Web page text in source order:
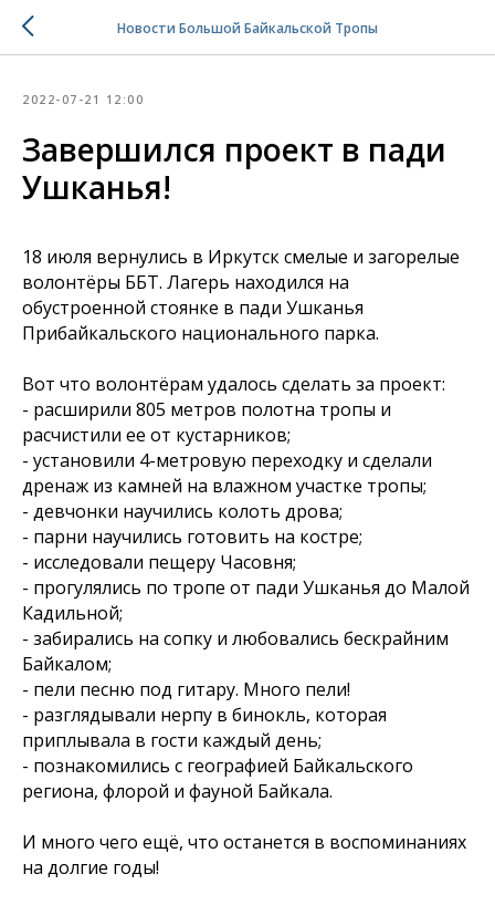
Новости Большой Байкальской Тропы
2022-07-21 12:00
Завершился проект в пади
Ушканья!
18 июля вернулись в Иркутск смелые и загорелые
волонтёры ББТ. Лагерь находился на
обустроенной стоянке в пади Ушканья
Прибайкальского национального парка.
Вот что волонтёрам удалось сделать за проект:
- расширили 805 метров полотна тропы и
расчистили ее от кустарников;
- установили 4-метровую переходку и сделали
дренаж из камней на влажном участке тропы;
- девчонки научились колоть дрова;
- парни научились готовить на костре;
- исследовали пещеру Часовня;
- прогулялись по тропе от пади Ушканья до Малой
Кадильной;
- забирались на сопку и любовались бескрайним
Байкалом;
- пели песню под гитару. Много пели!
- разглядывали нерпу в бинокль, которая
приплывала в гости каждый день;
- познакомились с географией Байкальского
региона, флорой и фауной Байкала.
И много чего ещё, что останется в воспоминаниях
на долгие годы!